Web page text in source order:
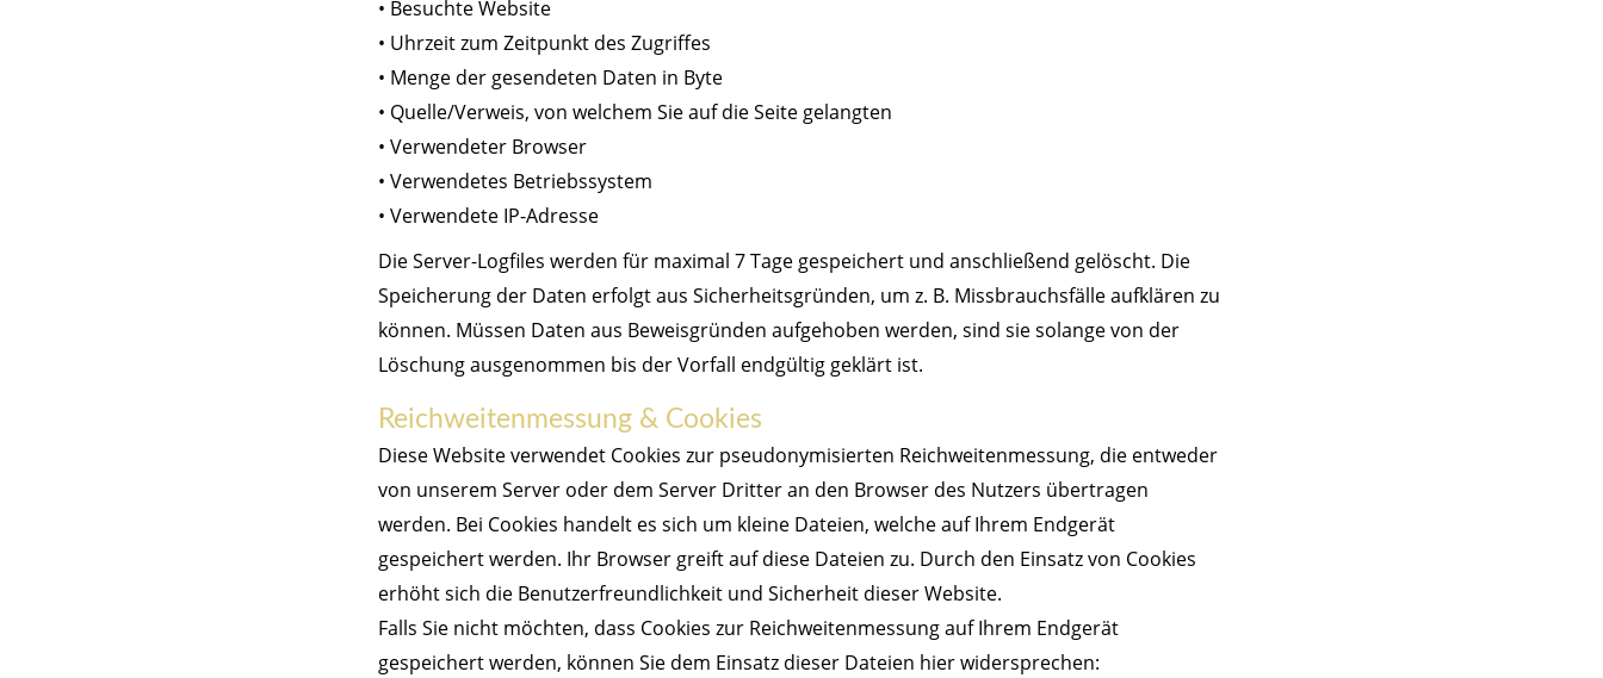
• Besuchte Website
• Uhrzeit zum Zeitpunkt des Zugriffes
• Menge der gesendeten Daten in Byte
• Quelle/Verweis, von welchem Sie auf die Seite gelangten
• Verwendeter Browser
• Verwendetes Betriebssystem
• Verwendete IP-Adresse
Die Server-Logfiles werden für maximal 7 Tage gespeichert und anschließend gelöscht. Die
Speicherung der Daten erfolgt aus Sicherheitsgründen, um z. B. Missbrauchsfälle aufklären zu
können. Müssen Daten aus Beweisgründen aufgehoben werden, sind sie solange von der
Löschung ausgenommen bis der Vorfall endgültig geklärt ist.
Reichweitenmessung & Cookies
Diese Website verwendet Cookies zur pseudonymisierten Reichweitenmessung, die entweder
von unserem Server oder dem Server Dritter an den Browser des Nutzers übertragen
werden. Bei Cookies handelt es sich um kleine Dateien, welche auf Ihrem Endgerät
gespeichert werden. Ihr Browser greift auf diese Dateien zu. Durch den Einsatz von Cookies
erhöht sich die Benutzerfreundlichkeit und Sicherheit dieser Website.
Falls Sie nicht möchten, dass Cookies zur Reichweitenmessung auf Ihrem Endgerät
gespeichert werden, können Sie dem Einsatz dieser Dateien hier widersprechen: